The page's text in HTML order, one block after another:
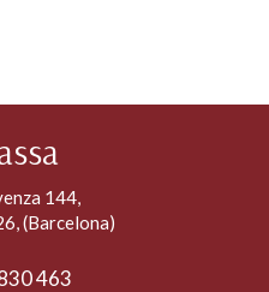
144,
,(Barcelona)
463